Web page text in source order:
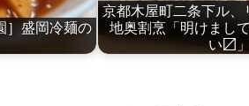
］盛岡冷麺の
京都木屋町二条下ル、
地奥割烹「明けまし
い〼」